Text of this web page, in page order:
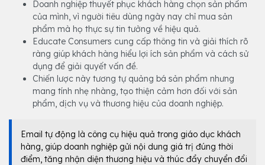
Doanh nghiệp thuyết phục khách hàng chọn sản phẩm
của mình, vì người tiêu dùng ngày nay chỉ mua sản
phẩm mà họ thực sự tin tưởng về hiệu quả.
Educate Consumers cung cấp thông tin và giải thích rõ
ràng giúp khách hàng hiểu lợi ích sản phẩm và cách sử
dụng để giải quyết vấn đề.
Chiến lược này tương tự quảng bá sản phẩm nhưng
mang tính nhẹ nhàng, tạo thiện cảm hơn đối với sản
phẩm, dịch vụ và thương hiệu của doanh nghiệp.
Email tự động là công cụ hiệu quả trong giáo dục khách
hàng, giúp doanh nghiệp gửi nội dung giá trị đúng thời
điểm, tăng nhận diện thương hiệu và thúc đẩy chuyển đổi